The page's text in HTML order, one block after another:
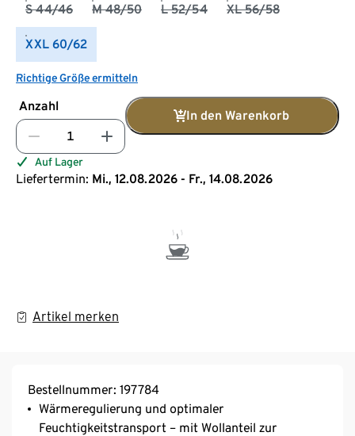
S 44/46 M 48/50 L 52/54 XL 56/58
XXL 60/62
Richtige Größe ermitteln
Anzahl
In den Warenkorb
Auf Lager
Liefertermin: Mi., 12.08.2026 - Fr., 14.08.2026
Artikel merken
Bestellnummer: 197784
Wärmeregulierung und optimaler
Feuchtigkeitstransport – mit Wollanteil zur